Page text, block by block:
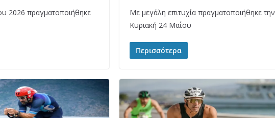
2026 πραγματοποιήθηκε
Με μεγάλη επιτυχία πραγματοποιήθηκε την
Κυριακή 24 Μαΐου
Περισσότερα